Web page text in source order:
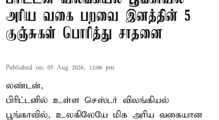
அரிய வகை பறவை இனத்தின் 5
குஞ்சுகள் பொரித்து சாதனை
Published on: 05 Aug 2026, 12:06 pm
லண்டன்,
பிரிட்டனில் உள்ள செஸ்டர் விலங்கியல்
பூங்காவில், உலகிலேயே மிக அரிய வகையான